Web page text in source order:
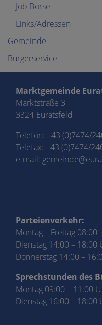
Job Börse
Links/Adressen
Gemeinde
Bürgerservice
Marktgemeinde
Marktstraße 3
3324 Euratsfeld
Telefon: +43 (0)7474/
Telefax: +43 (0)7474/
e-mail:
Parteienverkehr:
Montag – Freitag 08:00
Dienstag 14:00 – 18:00
Donnerstag 14:00 –
Sprechstunden des
Montag 09:00 – 11:00
Dienstag 16:00 – 18:00